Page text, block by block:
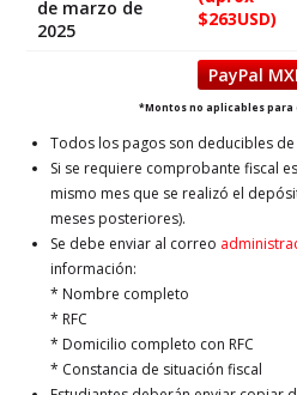
de marzo de
2025
$263USD)
PayPal
*Montos no aplicables
Todos los pagos son deducibles
Si se requiere comprobante fiscal
mismo mes que se realizó el
meses posteriores).
Se debe enviar al correo
información:
* Nombre completo
* RFC
* Domicilio completo con RFC
* Constancia de situación fiscal